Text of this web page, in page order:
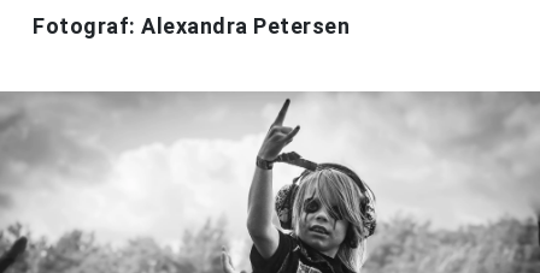
Fotograf: Alexandra Petersen